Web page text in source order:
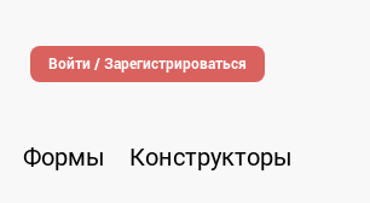
Войти / Зарегистрироваться
Формы
Конструкторы